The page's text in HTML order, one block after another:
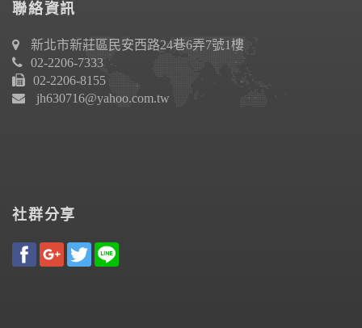
聯絡資訊
新北市新莊區民安西路24巷6弄7號1樓
02-2206-7333
02-2206-8155
jh630716@yahoo.com.tw
社群分享